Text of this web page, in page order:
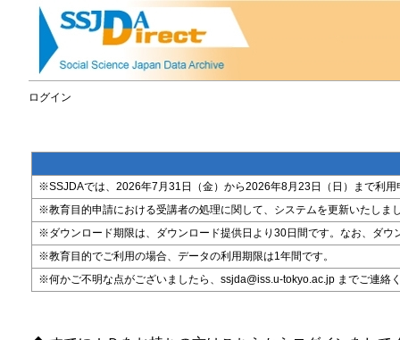
ログイン
※SSJDAでは、2026年7月31日（金）から2026年8月23日（日）まで利
※教育目的申請における受講者の処理に関して、システムを更新いたしま
※ダウンロード期限は、ダウンロード提供日より30日間です。なお、ダ
※教育目的でご利用の場合、データの利用期限は1年間です。
※何かご不明な点がございましたら、ssjda@iss.u-tokyo.ac.jp までご連絡